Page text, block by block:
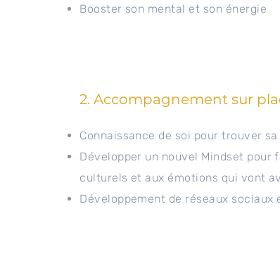
Booster son mental et son énergie
2. Accompagnement sur
Connaissance de soi pour trouver
Développer un nouvel Mindset pour
culturels et aux émotions qui vont
Développement de réseaux sociaux